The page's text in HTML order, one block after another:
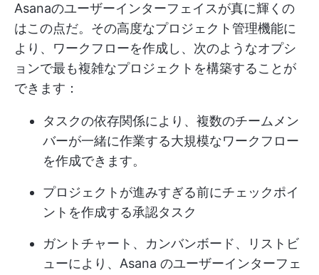
Asanaのユーザーインターフェイスが真に輝くの
はこの点だ。その高度なプロジェクト管理機能に
より、ワークフローを作成し、次のようなオプシ
ョンで最も複雑なプロジェクトを構築することが
できます：
タスクの依存関係により、複数のチームメン
バーが一緒に作業する大規模なワークフロー
を作成できます。
プロジェクトが進みすぎる前にチェックポイ
ントを作成する承認タスク
ガントチャート、カンバンボード、リストビ
ューにより、Asana のユーザーインターフェ